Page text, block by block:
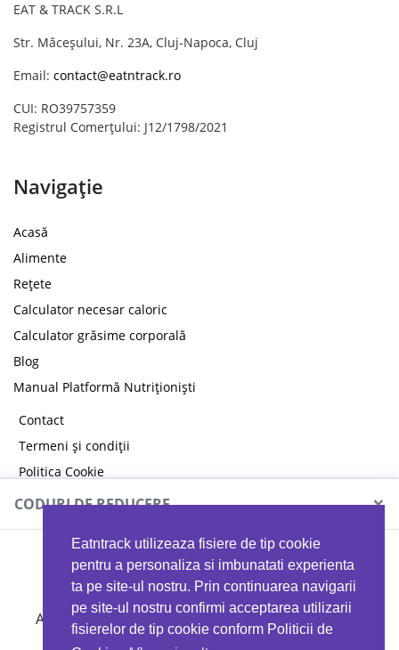
Eatntrack utilizeaza fisiere de tip cookie
pentru a personaliza si imbunatati experienta
ta pe site-ul nostru. Prin continuarea navigarii
pe site-ul nostru confirmi acceptarea utilizarii
fisierelor de tip cookie conform Politicii de
EAT & TRACK S.R.L
Str. Măceșului, Nr. 23A, Cluj-Napoca, Cluj
Email: contact@eatntrack.ro
CUI: RO39757359
Registrul Comerțului: J12/1798/2021
Navigație
Acasă
Alimente
Rețete
Calculator necesar caloric
Calculator grăsime corporală
Blog
Manual Platformă Nutriționiști
Contact
Termeni și condiții
Politica Cookie
Politica de confidențialitate
CODURI DE REDUCERE ×
MYPROTEIN
Ai 40%reducere la orice comandă folosind codul
EATTRACK